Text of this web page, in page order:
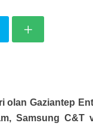
olan Gaziantep
Samsung